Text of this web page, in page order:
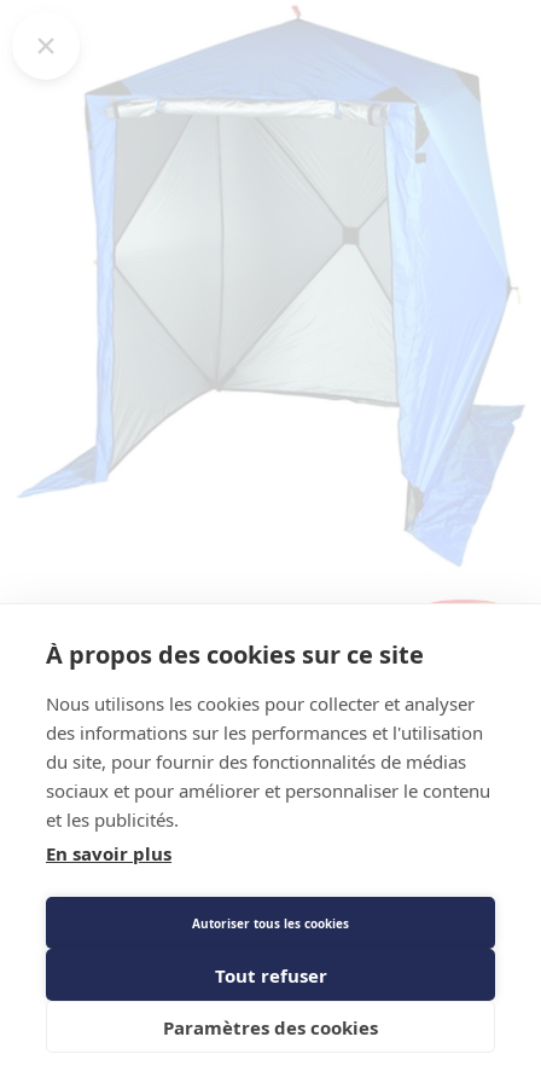
150x150x190cm
Prix public
423,18 €TTC
Description détaillée
Caractéristiques techniques
Ajouter au panier
À propos des cookies sur ce site
Nous utilisons les cookies pour collecter et analyser
des informations sur les performances et l'utilisation
du site, pour fournir des fonctionnalités de médias
sociaux et pour améliorer et personnaliser le contenu
et les publicités.
En savoir plus
Autoriser tous les cookies
Tout refuser
Paramètres des cookies